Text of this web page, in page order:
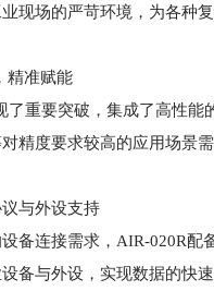
现场的严苛环境，为各种
精准赋能
了重要突破，集成了高性能
精度要求较高的应用场景
与外设支持
备连接需求，AIR-020R配
备与外设，实现数据的快